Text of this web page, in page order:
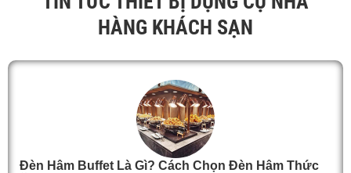
HÀNG KHÁCH SẠN
Đèn Hâm Buffet Là Gì? Cách Chọn Đèn Hâm Thức